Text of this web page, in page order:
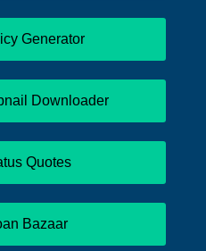
Generator
Downloader
Quotes
Bazaar